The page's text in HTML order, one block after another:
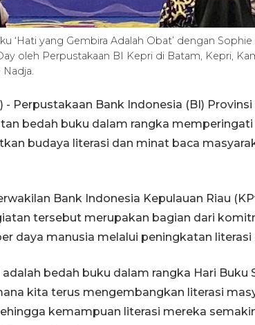
‘Hati yang Gembira Adalah Obat’ dengan
oleh Perpustakaan BI Kepri di Batam, Kepri,
- Perpustakaan Bank Indonesia (BI)
bedah buku dalam rangka memperingati
budaya literasi dan minat baca
Bank Indonesia Kepulauan Riau
tersebut merupakan bagian dari
daya manusia melalui peningkatan literasi
bedah buku dalam rangka Hari Buku
kita terus mengembangkan literasi
kemampuan literasi mereka